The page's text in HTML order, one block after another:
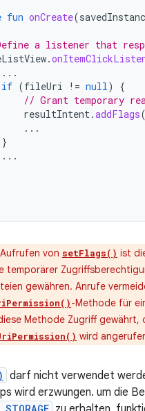
fun onCreate(
a listener that
.
...
if (fileUri != null)
{
// Grant temporary
resultIntent.addFlags(
...
}
...
von setFlags() ist
temporärer
gewähren. Anrufe
-Methode für
Methode Zugriff gewährt,
wird
darf nicht verwendet
wird erzwungen. um die